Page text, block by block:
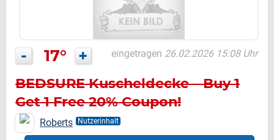
- 17° + eingetragen 26.02.2026 15:08 Uhr
BEDSURE Kuscheldecke – Buy 1
Get 1 Free 20% Coupon!
Roberts Nutzerinhalt